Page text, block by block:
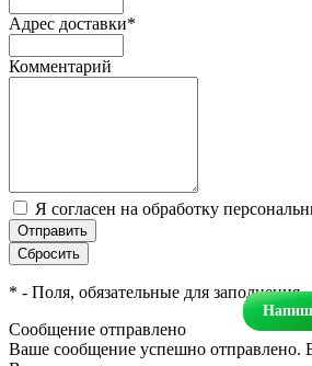
Адрес доставки*
Комментарий
Я согласен на обработку
* - Поля, обязательные для заполнения
Сообщение отправлено
Ваше сообщение успешно отправлено.